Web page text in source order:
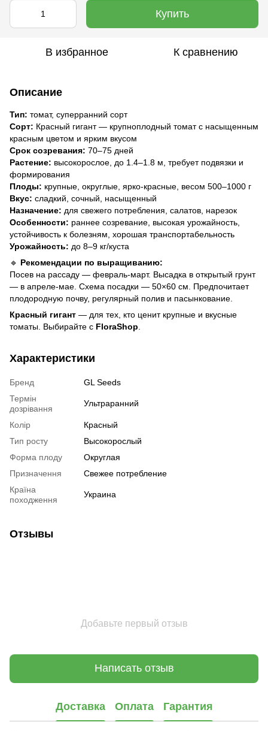
Купить
В избранное К сравнению
Описание
Тип: томат, суперранний сорт
Сорт: Красный гигант — крупноплодный томат с насыщенным
красным цветом и ярким вкусом
Срок созревания: 70–75 дней
Растение: высокорослое, до 1.4–1.8 м, требует подвязки и
формирования
Плоды: крупные, округлые, ярко-красные, весом 500–1000 г
Вкус: сладкий, сочный, насыщенный
Назначение: для свежего потребления, салатов, нарезок
Особенности: раннее созревание, высокая урожайность,
устойчивость к болезням, хорошая транспортабельность
Урожайность: до 8–9 кг/куста
🔹 Рекомендации по выращиванию:
Посев на рассаду — февраль-март. Высадка в открытый грунт
— в апреле-мае. Схема посадки — 50×60 см. Предпочитает
плодородную почву, регулярный полив и пасынкование.
Красный гигант — для тех, кто ценит крупные и вкусные
томаты. Выбирайте с FloraShop
Характеристики
Бренд
GL Seeds
Термін
дозрівання
Ультраранний
Колір
Красный
Тип росту
Высокорослый
Форма плоду
Округлая
Призначення
Свежее потребление
Країна
походження
Украина
Отзывы
Добавьте первый отзыв
Написать отзыв
Доставка Оплата Гарантия